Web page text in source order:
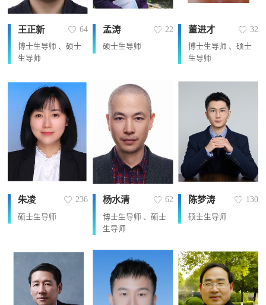
王正新 64
博士生导师 、硕士
生导师
孟涛 22
硕士生导师
董进才 32
博士生导师 、硕士
生导师
朱凌 236
硕士生导师
杨水清 62
博士生导师 、硕士
生导师
陈梦涛 130
硕士生导师